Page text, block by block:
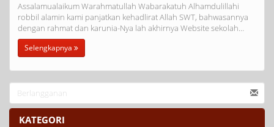
Assalamualaikum Warahmatullah Wabarakatuh Alhamdulillahi
robbil alamin kami panjatkan kehadlirat Allah SWT, bahwasannya
dengan rahmat dan karunia-Nya lah akhirnya Website sekolah…
Selengkapnya
KATEGORI